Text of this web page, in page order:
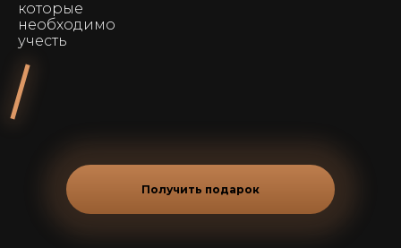
которые
необходимо
учесть
Получить подарок